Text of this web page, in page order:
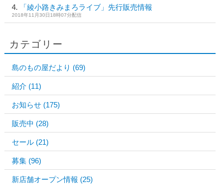
「綾小路きみまろライブ」先行販売情報
2018年11月30日18時07分配信
カテゴリー
島のもの屋だより (69)
紹介 (11)
お知らせ (175)
販売中 (28)
セール (21)
募集 (96)
新店舗オープン情報 (25)